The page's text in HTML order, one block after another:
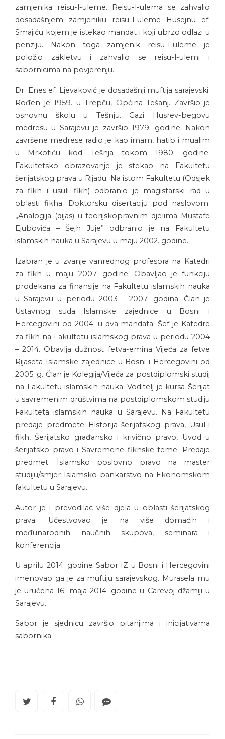
zamjenika reisu-l-uleme. Reisu-l-ulema se zahvalio
dosadašnjem zamjeniku reisu-l-uleme Husejnu ef.
Smajiću kojem je istekao mandat i koji ubrzo odlazi u
penziju. Nakon toga zamjenik reisu-l-uleme je
položio zakletvu i zahvalio se reisu-l-ulemi i
sabornicima na povjerenju.
Dr. Enes ef. Ljevaković je dosadašnji muftija sarajevski.
Rođen je 1959. u Trepču, Općina Tešanj. Završio je
osnovnu školu u Tešnju. Gazi Husrev-begovu
medresu u Sarajevu je završio 1979. godine. Nakon
završene medrese radio je kao imam, hatib i mualim
u Mrkotiću kod Tešnja tokom 1980. godine.
Fakultetsko obrazovanje je stekao na Fakultetu
šerijatskog prava u Rijadu. Na istom Fakultetu (Odsjek
za fikh i usuli fikh) odbranio je magistarski rad u
oblasti fikha. Doktorsku disertaciju pod naslovom:
„Analogija (qijas) u teorijskopravnim djelima Mustafe
Ejubovića – Šejh Juje” odbranio je na Fakultetu
islamskih nauka u Sarajevu u maju 2002. godine.
Izabran je u zvanje vanrednog profesora na Katedri
za fikh u maju 2007. godine. Obavljao je funkciju
prodekana za finansije na Fakultetu islamskih nauka
u Sarajevu u periodu 2003 – 2007. godina. Član je
Ustavnog suda Islamske zajednice u Bosni i
Hercegovini od 2004. u dva mandata. Šef je Katedre
za fikh na Fakultetu islamskog prava u periodu 2004
– 2014. Obavlja dužnost fetva-emina Vijeća za fetve
Rijaseta Islamske zajednice u Bosni i Hercegovini od
2005. g. Član je Kolegija/Vijeća za postdiplomski studij
na Fakultetu islamskih nauka. Voditelj je kursa Šerijat
u savremenim društvima na postdiplomskom studiju
Fakulteta islamskih nauka u Sarajevu. Na Fakultetu
predaje predmete Historija šerijatskog prava, Usul-i
fikh, Šerijatsko građansko i krivično pravo, Uvod u
šerijatsko pravo i Savremene fikhske teme. Predaje
predmet: Islamsko poslovno pravo na master
studiju/smjer Islamsko bankarstvo na Ekonomskom
fakultetu u Sarajevu.
Autor je i prevodilac više djela u oblasti šerijatskog
prava. Učestvovao je na više domaćih i
međunarodnih naučnih skupova, seminara i
konferencija.
U aprilu 2014. godine Sabor IZ u Bosni i Hercegovini
imenovao ga je za muftiju sarajevskog. Murasela mu
je uručena 16. maja 2014. godine u Carevoj džamiji u
Sarajevu.
Sabor je sjednicu završio pitanjima i inicijativama
sabornika.